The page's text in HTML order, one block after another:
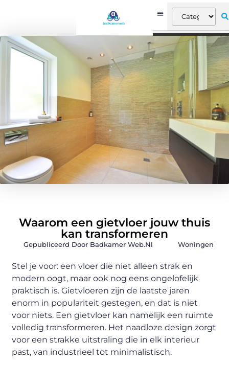
Waarom een gietvloer jouw thuis
kan transformeren
Gepubliceerd Door Badkamer Web.nl Woningen
Stel je voor: een vloer die niet alleen strak en
modern oogt, maar ook nog eens ongelofelijk
praktisch is. Gietvloeren zijn de laatste jaren
enorm in populariteit gestegen, en dat is niet
voor niets. Een gietvloer kan namelijk een ruimte
volledig transformeren. Het naadloze design zorgt
voor een strakke uitstraling die in elk interieur
past, van industrieel tot minimalistisch.